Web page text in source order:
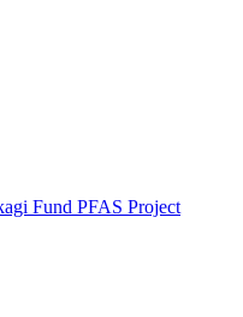
Fund PFAS Project